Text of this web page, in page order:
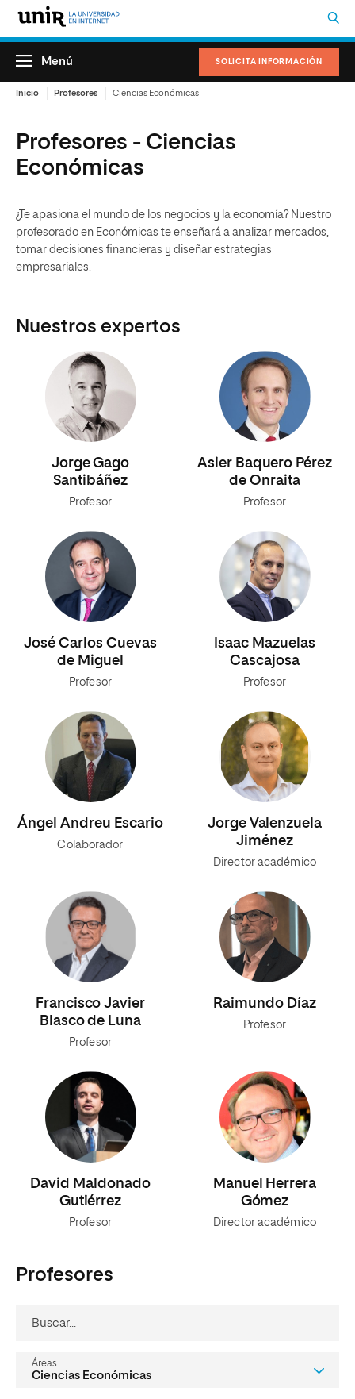
SOLICITA INFORMACIÓN
Menú
Inicio Profesores Ciencias Económicas
Profesores - Ciencias
Económicas
¿Te apasiona el mundo de los negocios y la economía? Nuestro
profesorado en Económicas te enseñará a analizar mercados,
tomar decisiones financieras y diseñar estrategias
empresariales.
Nuestros expertos
Jorge Gago
Santibáñez
Profesor
Asier Baquero Pérez
de Onraita
Profesor
José Carlos Cuevas
de Miguel
Profesor
Isaac Mazuelas
Cascajosa
Profesor
Ángel Andreu Escario
Colaborador
Jorge Valenzuela
Jiménez
Director académico
Francisco Javier
Blasco de Luna
Profesor
Raimundo Díaz
Profesor
David Maldonado
Gutiérrez
Profesor
Manuel Herrera
Gómez
Director académico
Profesores
buscar...
áreas